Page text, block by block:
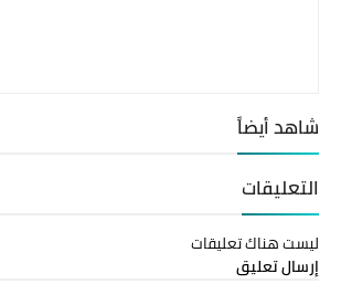
شاهد أيضاً
التعليقات
ليست هناك تعليقات
إرسال تعليق